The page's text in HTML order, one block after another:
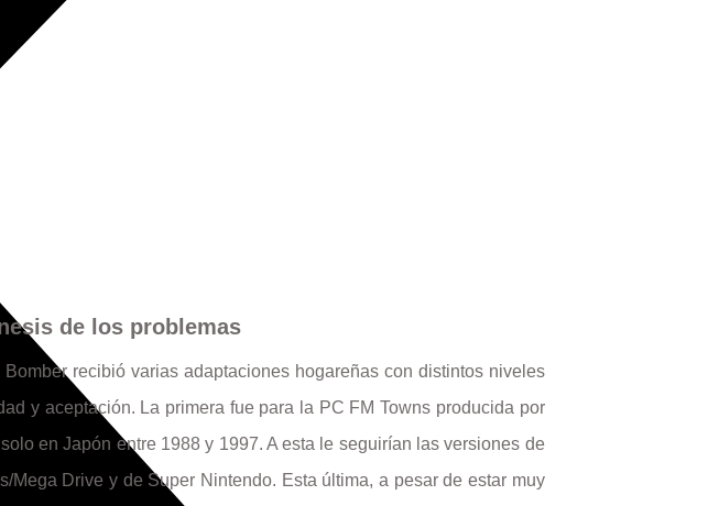
de los problemas
Bomber recibió varias adaptaciones hogareñas con distintos niveles
y aceptación. La primera fue para la PC FM Towns producida por
en Japón entre 1988 y 1997. A esta le seguirían las versiones de
Mega Drive y de Super Nintendo. Esta última, a pesar de estar muy